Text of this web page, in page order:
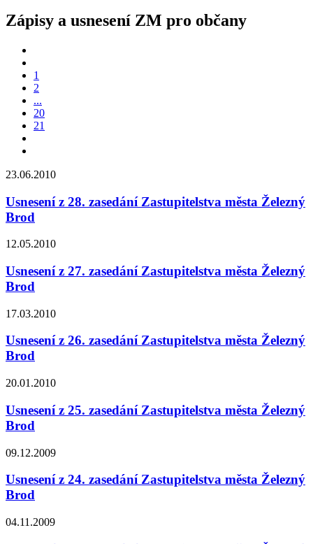
Zápisy a usnesení ZM pro občany
1
2
...
20
21
23.06.2010
Usnesení z 28. zasedání Zastupitelstva města Železný
Brod
12.05.2010
Usnesení z 27. zasedání Zastupitelstva města Železný
Brod
17.03.2010
Usnesení z 26. zasedání Zastupitelstva města Železný
Brod
20.01.2010
Usnesení z 25. zasedání Zastupitelstva města Železný
Brod
09.12.2009
Usnesení z 24. zasedání Zastupitelstva města Železný
Brod
04.11.2009